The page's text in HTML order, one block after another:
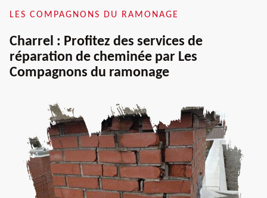
LES COMPAGNONS DU RAMONAGE
Charrel : Profitez des services de
réparation de cheminée par Les
Compagnons du ramonage